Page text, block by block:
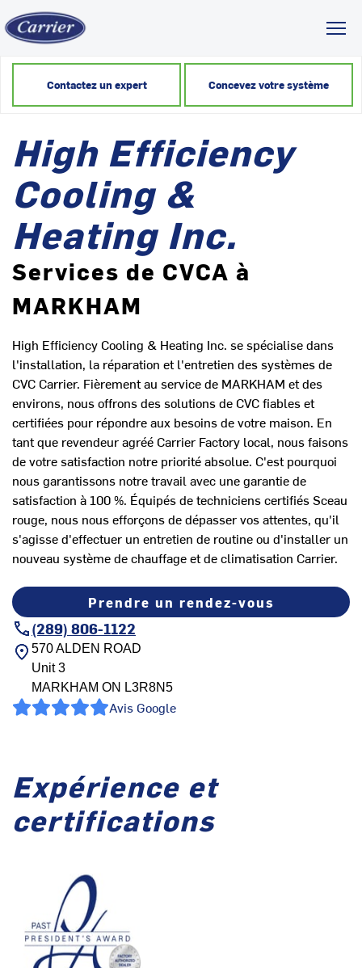
Contactez un expert Concevez votre système
High Efficiency
Cooling &
Heating Inc.
Services de CVCA à
MARKHAM
High Efficiency Cooling & Heating Inc. se spécialise dans
l'installation, la réparation et l'entretien des systèmes de
CVC Carrier. Fièrement au service de MARKHAM et des
environs, nous offrons des solutions de CVC fiables et
certifiées pour répondre aux besoins de votre maison. En
tant que revendeur agréé Carrier Factory local, nous faisons
de votre satisfaction notre priorité absolue. C'est pourquoi
nous garantissons notre travail avec une garantie de
satisfaction à 100 %. Équipés de techniciens certifiés Sceau
rouge, nous nous efforçons de dépasser vos attentes, qu'il
s'agisse d'effectuer un entretien de routine ou d'installer un
nouveau système de chauffage et de climatisation Carrier.
Prendre un rendez-vous
(289) 806-1122
570 ALDEN ROAD
Unit 3
MARKHAM ON L3R8N5
Avis Google
Expérience et
certifications